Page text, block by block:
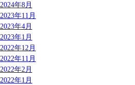
2024年8月
2023年11月
2023年4月
2023年1月
2022年12月
2022年11月
2022年2月
2022年1月